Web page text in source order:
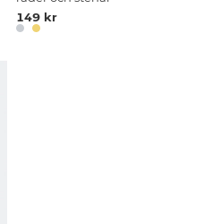
149 kr